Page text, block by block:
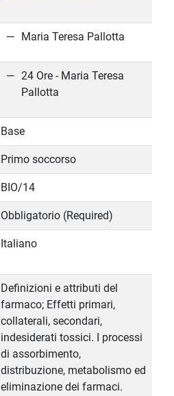
Maria Teresa Pallotta
24 Ore - Maria Teresa
Pallotta
Base
Primo soccorso
BIO/14
Obbligatorio (Required)
Italiano
Definizioni e attributi del
farmaco; Effetti primari,
collaterali, secondari,
indesiderati tossici. I processi
di assorbimento,
distribuzione, metabolismo ed
eliminazione dei farmaci.